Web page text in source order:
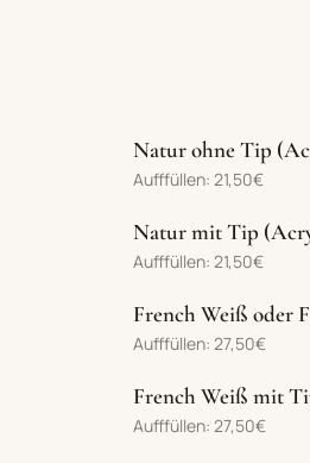
Natur ohne Tip
Aufffüllen: 21,50€
Natur mit Tip
Aufffüllen: 21,50€
French Weiß oder
Aufffüllen: 27,50€
French Weiß mit
Aufffüllen: 27,50€